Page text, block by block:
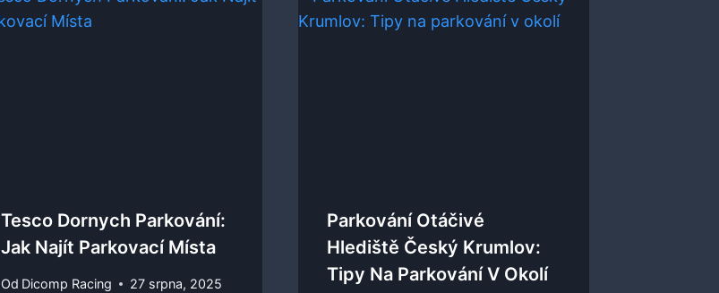
Tesco Dornych Parkování:
Jak Najít Parkovací Místa
Od Dicomp Racing 27 srpna, 2025
Parkování Otáčivé
Hlediště Český Krumlov:
Tipy Na Parkování V Okolí